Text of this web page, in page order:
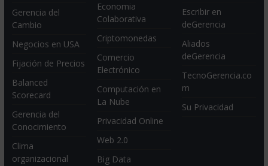
Gerencia del
Cambio
Negocios en USA
Fijación de Precios
Balanced
Scorecard
Gerencia del
Conocimiento
Clima
organizacional
Economia
Colaborativa
Criptomonedas
Comercio
Electrónico
Computación en
La Nube
Privacidad Online
Web 2.0
Big Data
Escribir en
deGerencia
Aliados
deGerencia
TecnoGerencia.co
m
Su Privacidad